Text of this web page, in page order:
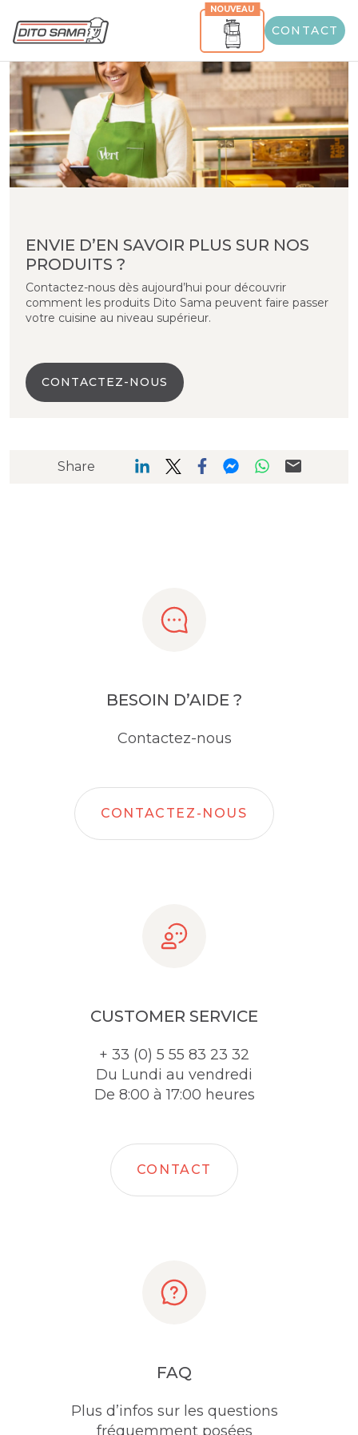
NOUVEAU
CONTACT
ENVIE D’EN SAVOIR PLUS SUR NOS
PRODUITS ?
Contactez-nous dès aujourd’hui pour découvrir
comment les produits Dito Sama peuvent faire passer
votre cuisine au niveau supérieur.
CONTACTEZ-NOUS
Share
BESOIN D’AIDE ?
Contactez-nous
CONTACTEZ-NOUS
CUSTOMER SERVICE
+ 33 (0) 5 55 83 23 32
Du Lundi au vendredi
De 8:00 à 17:00 heures
CONTACT
FAQ
Plus d’infos sur les questions
fréquemment posées